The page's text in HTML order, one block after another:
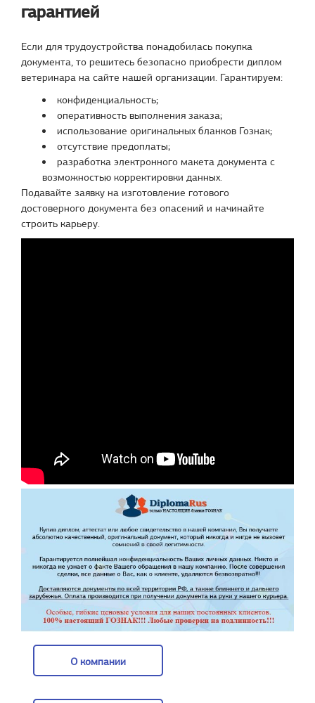
гарантией
Если для трудоустройства понадобилась покупка
документа, то решитесь безопасно приобрести диплом
ветеринара на сайте нашей организации. Гарантируем:
конфиденциальность;
оперативность выполнения заказа;
использование оригинальных бланков Гознак;
отсутствие предоплаты;
разработка электронного макета документа с
возможностью корректировки данных.
Подавайте заявку на изготовление готового
достоверного документа без опасений и начинайте
строить карьеру.
О компании